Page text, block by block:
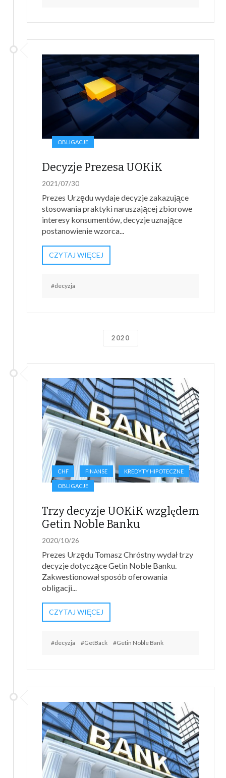
OBLIGACJE
Decyzje Prezesa UOKiK
2021/07/30
Prezes Urzędu wydaje decyzje zakazujące
stosowania praktyki naruszającej zbiorowe
interesy konsumentów, decyzje uznające
postanowienie wzorca...
CZYTAJ WIĘCEJ
#decyzja
2020
CHF FINANSE KREDYTY HIPOTECZNE
OBLIGACJE
Trzy decyzje UOKiK względem
Getin Noble Banku
2020/10/26
Prezes Urzędu Tomasz Chróstny wydał trzy
decyzje dotyczące Getin Noble Banku.
Zakwestionował sposób oferowania
obligacji...
CZYTAJ WIĘCEJ
#decyzja #GetBack #Getin Noble Bank